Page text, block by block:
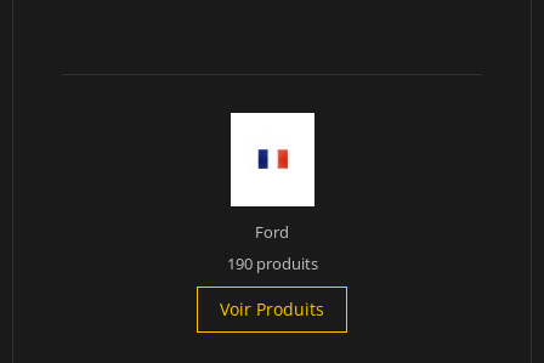
Ford
190 produits
Voir Produits